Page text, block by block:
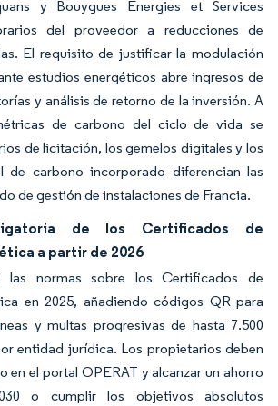
y Bouygues Énergies et Services
del proveedor a reducciones de
El requisito de justificar la modulación
estudios energéticos abre ingresos de
y análisis de retorno de la inversión. A
de carbono del ciclo de vida se
de licitación, los gemelos digitales y los
de carbono incorporado diferencian las
de gestión de instalaciones de Francia.
de los Certificados de
a partir de 2026
las normas sobre los Certificados de
en 2025, añadiendo códigos QR para
y multas progresivas de hasta 7.500
entidad jurídica. Los propietarios deben
en el portal OPERAT y alcanzar un ahorro
o cumplir los objetivos absolutos